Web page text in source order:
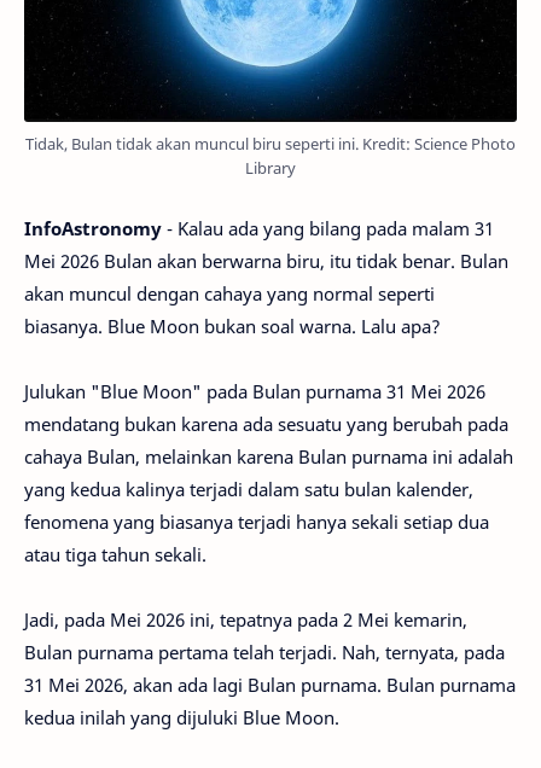
Tidak, Bulan tidak akan muncul biru seperti ini. Kredit: Science Photo
Library
InfoAstronomy - Kalau ada yang bilang pada malam 31
Mei 2026 Bulan akan berwarna biru, itu tidak benar. Bulan
akan muncul dengan cahaya yang normal seperti
biasanya. Blue Moon bukan soal warna. Lalu apa?
Julukan "Blue Moon" pada Bulan purnama 31 Mei 2026
mendatang bukan karena ada sesuatu yang berubah pada
cahaya Bulan, melainkan karena Bulan purnama ini adalah
yang kedua kalinya terjadi dalam satu bulan kalender,
fenomena yang biasanya terjadi hanya sekali setiap dua
atau tiga tahun sekali.
Jadi, pada Mei 2026 ini, tepatnya pada 2 Mei kemarin,
Bulan purnama pertama telah terjadi. Nah, ternyata, pada
31 Mei 2026, akan ada lagi Bulan purnama. Bulan purnama
kedua inilah yang dijuluki Blue Moon.